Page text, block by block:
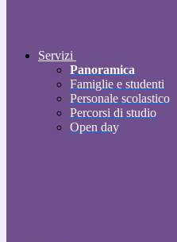
Servizi
Panoramica
Famiglie e studenti
Personale scolastico
Percorsi di studio
Open day